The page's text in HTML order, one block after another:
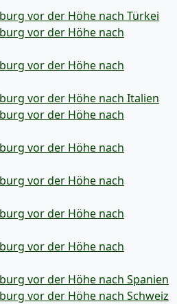
vor der Höhe nach Türkei
vor der Höhe nach
vor der Höhe nach
vor der Höhe nach Italien
vor der Höhe nach
vor der Höhe nach
vor der Höhe nach
vor der Höhe nach
vor der Höhe nach
vor der Höhe nach Spanien
vor der Höhe nach Schweiz